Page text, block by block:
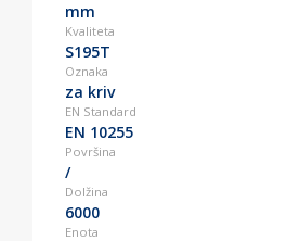
mm
Kvaliteta
S195T
Oznaka
za kriv
EN Standard
EN 10255
Površina
/
Dolžina
6000
Enota